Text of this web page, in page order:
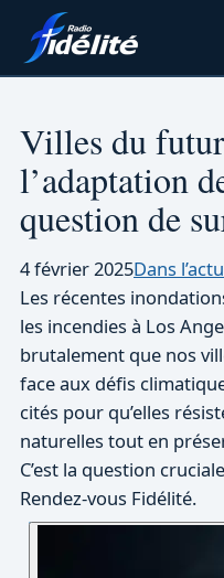
contenu
Villes du
l’adaptation
question de
4 février 2025Dans l’actu
Les récentes
les incendies à Los
brutalement que nos
face aux défis
cités pour qu’elles
naturelles tout en
C’est la question
Rendez-vous Fidélité.